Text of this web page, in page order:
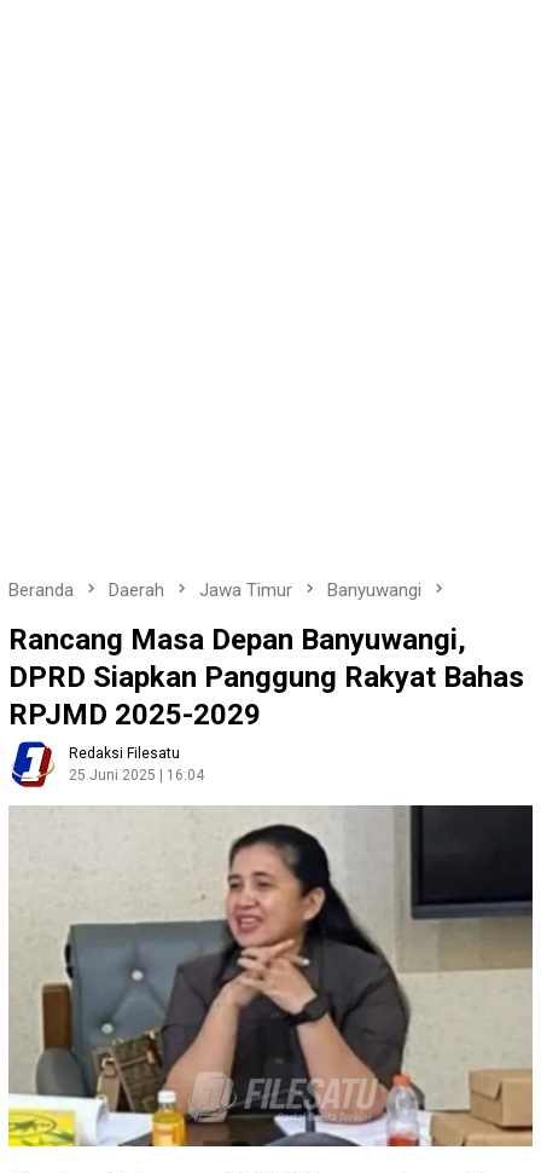
Beranda Daerah Jawa Timur Banyuwangi
Rancang Masa Depan Banyuwangi,
DPRD Siapkan Panggung Rakyat Bahas
RPJMD 2025-2029
Redaksi Filesatu
25 Juni 2025 | 16:04